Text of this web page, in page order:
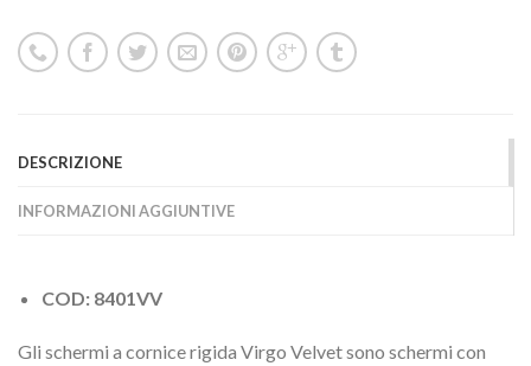
DESCRIZIONE
INFORMAZIONI AGGIUNTIVE
COD: 8401VV
Gli schermi a cornice rigida Virgo Velvet sono schermi con